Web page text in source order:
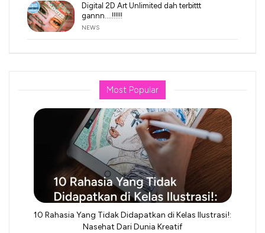
Digital 2D Art Unlimited dah terbittt
gannn….!!!!!!
NEWS
Most Popular
10 Rahasia Yang Tidak Didapatkan di Kelas Ilustrasi!:
Nasehat Dari Dunia Kreatif